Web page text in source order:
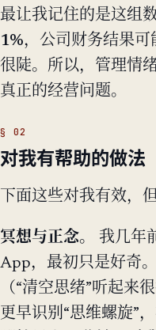
最让我记住的是这组
1%，公司财务结果可
很陡。所以，管理情
真正的经营问题。
对我有帮助的做法
下面这些对我有效，
冥想与正念。
我几年
App，最初只是好奇
（“清空思绪”听起来
更早识别“思维螺旋”